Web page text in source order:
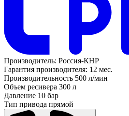
Производитель: Россия-КНР
Гарантия производителя: 12 мес.
Производительность 500 л/мин
Объем ресивера 300 л
Давление 10 бар
Тип привода прямой